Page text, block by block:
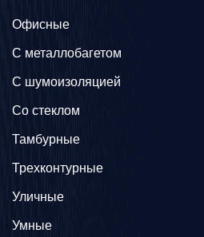
Офисные
C металлобагетом
С шумоизоляцией
Со стеклом
Тамбурные
Трехконтурные
Уличные
Умные